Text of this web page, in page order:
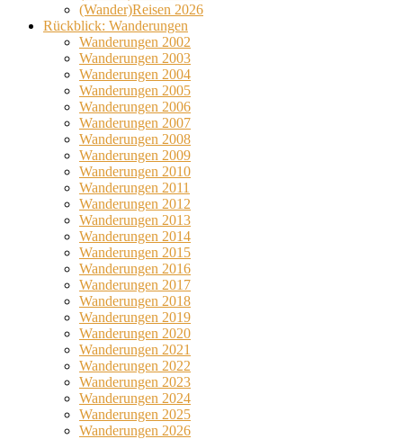
(Wander)Reisen 2026
Rückblick: Wanderungen
Wanderungen 2002
Wanderungen 2003
Wanderungen 2004
Wanderungen 2005
Wanderungen 2006
Wanderungen 2007
Wanderungen 2008
Wanderungen 2009
Wanderungen 2010
Wanderungen 2011
Wanderungen 2012
Wanderungen 2013
Wanderungen 2014
Wanderungen 2015
Wanderungen 2016
Wanderungen 2017
Wanderungen 2018
Wanderungen 2019
Wanderungen 2020
Wanderungen 2021
Wanderungen 2022
Wanderungen 2023
Wanderungen 2024
Wanderungen 2025
Wanderungen 2026